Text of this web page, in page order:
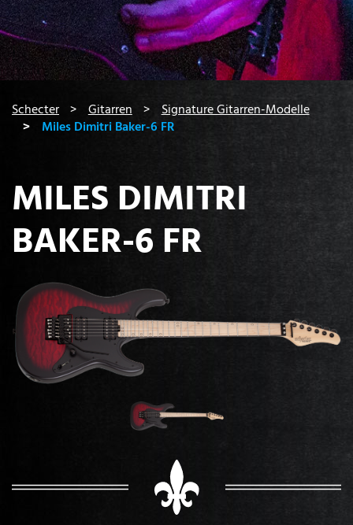
Schecter Gitarren
Signature Gitarren-Modelle
Miles Dimitri Baker-6 FR
MILES DIMITRI
BAKER-6 FR